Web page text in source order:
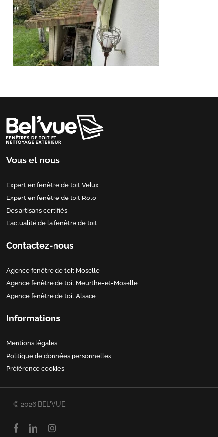
Vous et nous
Expert en fenêtre de toit Velux
Expert en fenêtre de toit Roto
Des artisans certifiés
L’actualité de la fenêtre de toit
Contactez-nous
Agence fenêtre de toit Moselle
Agence fenêtre de toit Meurthe-et-Moselle
Agence fenêtre de toit Alsace
Informations
Mentions légales
Politique de données personnelles
Préférence cookies
© 2026 BEL'VUE.
facebooklinkedininstagram